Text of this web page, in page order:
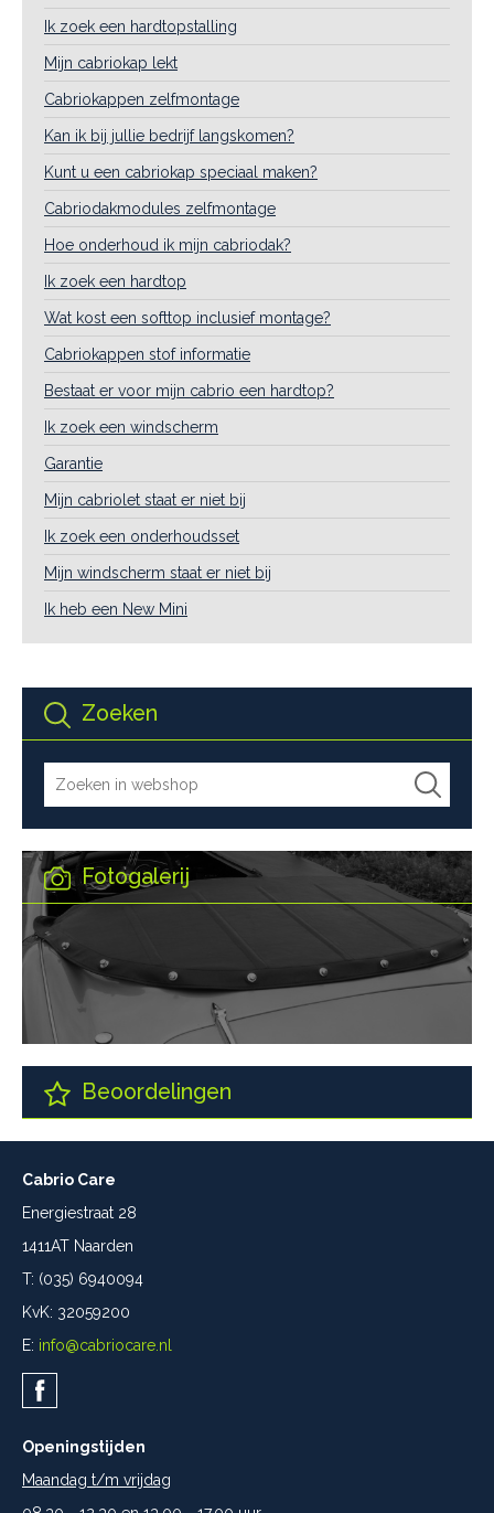
Zoeken
Fotogalerij
Beoordelingen
Ik zoek een hardtopstalling
Mijn cabriokap lekt
Cabriokappen zelfmontage
Kan ik bij jullie bedrijf langskomen?
Kunt u een cabriokap speciaal maken?
Cabriodakmodules zelfmontage
Hoe onderhoud ik mijn cabriodak?
Ik zoek een hardtop
Wat kost een softtop inclusief montage?
Cabriokappen stof informatie
Bestaat er voor mijn cabrio een hardtop?
Ik zoek een windscherm
Garantie
Mijn cabriolet staat er niet bij
Ik zoek een onderhoudsset
Mijn windscherm staat er niet bij
Ik heb een New Mini
Cabrio Care
Energiestraat 28
1411AT Naarden
T: (035) 6940094
KvK: 32059200
E: info@cabriocare.nl
Openingstijden
Maandag t/m vrijdag